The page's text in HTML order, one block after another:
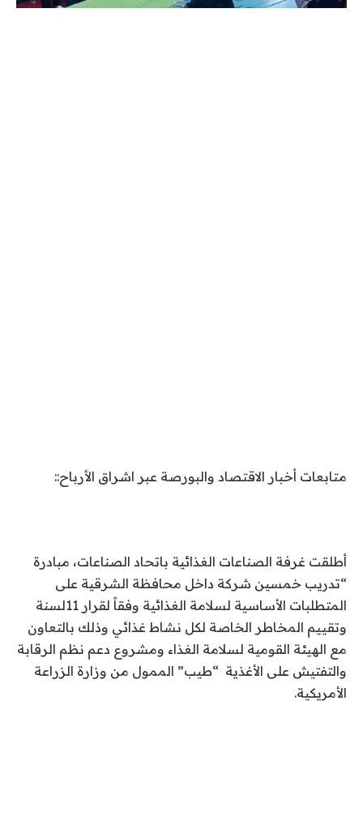
متابعات أخبار الاقتصاد والبورصة عبر اشراق الأرباح::
أطلقت غرفة الصناعات الغذائية باتحاد الصناعات، مبادرة
“تدريب خمسين شركة داخل محافظة الشرقية على
المتطلبات الأساسية لسلامة الغذائية وفقاً لقرار 11لسنة
وتقييم المخاطر الخاصة لكل نشاط غذائي وذلك بالتعاون
مع الهيئة القومية لسلامة الغذاء ومشروع دعم نظم الرقابة
والتفتيش على الأغذية “طيب” الممول من وزارة الزراعة
الأمريكية.